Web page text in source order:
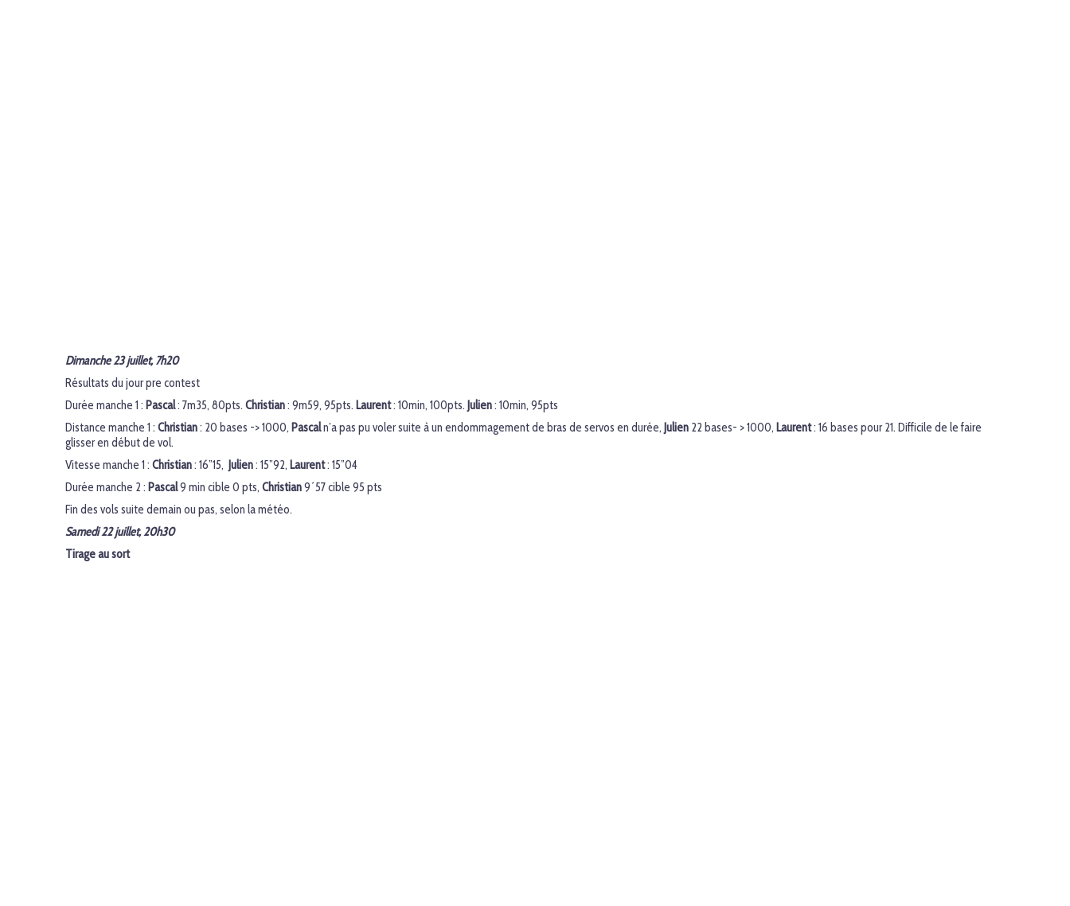
Dimanche 23 juillet, 7h20
Résultats du jour pre contest
Durée manche 1 : Pascal: 7m35, 80pts. Christian: 9m59, 95pts. Laurent: 10min, 100pts. Julien: 10min, 95pts
Distance manche 1 : Christian: 20 bases -> 1000, Pascaln’a pas pu voler suite à un endommagement de bras de servos en durée, Julien 22 bases- > 1000, Laurent: 16 bases pour 21. Difficile de le faire
glisser en début de vol.
Vitesse manche 1 : Christian: 16’’15, Julien: 15’’92, Laurent: 15’’04
Durée manche 2 : Pascal9 min cible 0 pts, Christian9´57 cible 95 pts
Fin des vols suite demain ou pas, selon la météo.
Samedi 22 juillet, 20h30
Tirage au sort